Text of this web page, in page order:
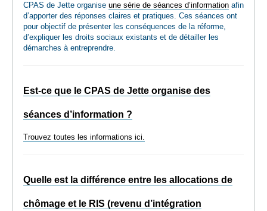
CPAS de Jette organise une série de séances d’informationafin
d’apporter des réponses claires et pratiques. Ces séances ont
pour objectif de présenter les conséquences de la réforme,
d’expliquer les droits sociaux existants et de détailler les
démarches à entreprendre.
Est-ce que le CPAS de Jette organise des
séances d’information ?
Trouvez toutes les informations ici.
Quelle est la différence entre les allocations de
chômage et le RIS (revenu d’intégration